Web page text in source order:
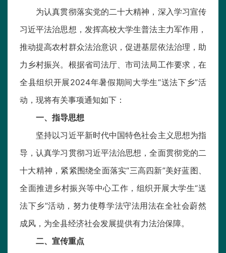
为认真贯彻落实党的二十大精神，深入学习宣传
习近平法治思想，发挥高校大学生普法主力军作用，
推动提高农村群众法治意识，促进基层依法治理，助
力乡村振兴。根据省司法厅、市司法局工作要求，在
全县组织开展2024年暑假期间大学生“送法下乡”活
动，现将有关事项通知如下：
一、指导思想
坚持以习近平新时代中国特色社会主义思想为指
导，认真学习贯彻习近平法治思想，全面贯彻党的二
十大精神，紧紧围绕全面落实“三高四新”美好蓝图、
全面推进乡村振兴等中心工作，组织开展大学生“送
法下乡”活动，努力使尊学法守法用法在全社会蔚然
成风，为全县经济社会发展提供有力法治保障。
二、宣传重点